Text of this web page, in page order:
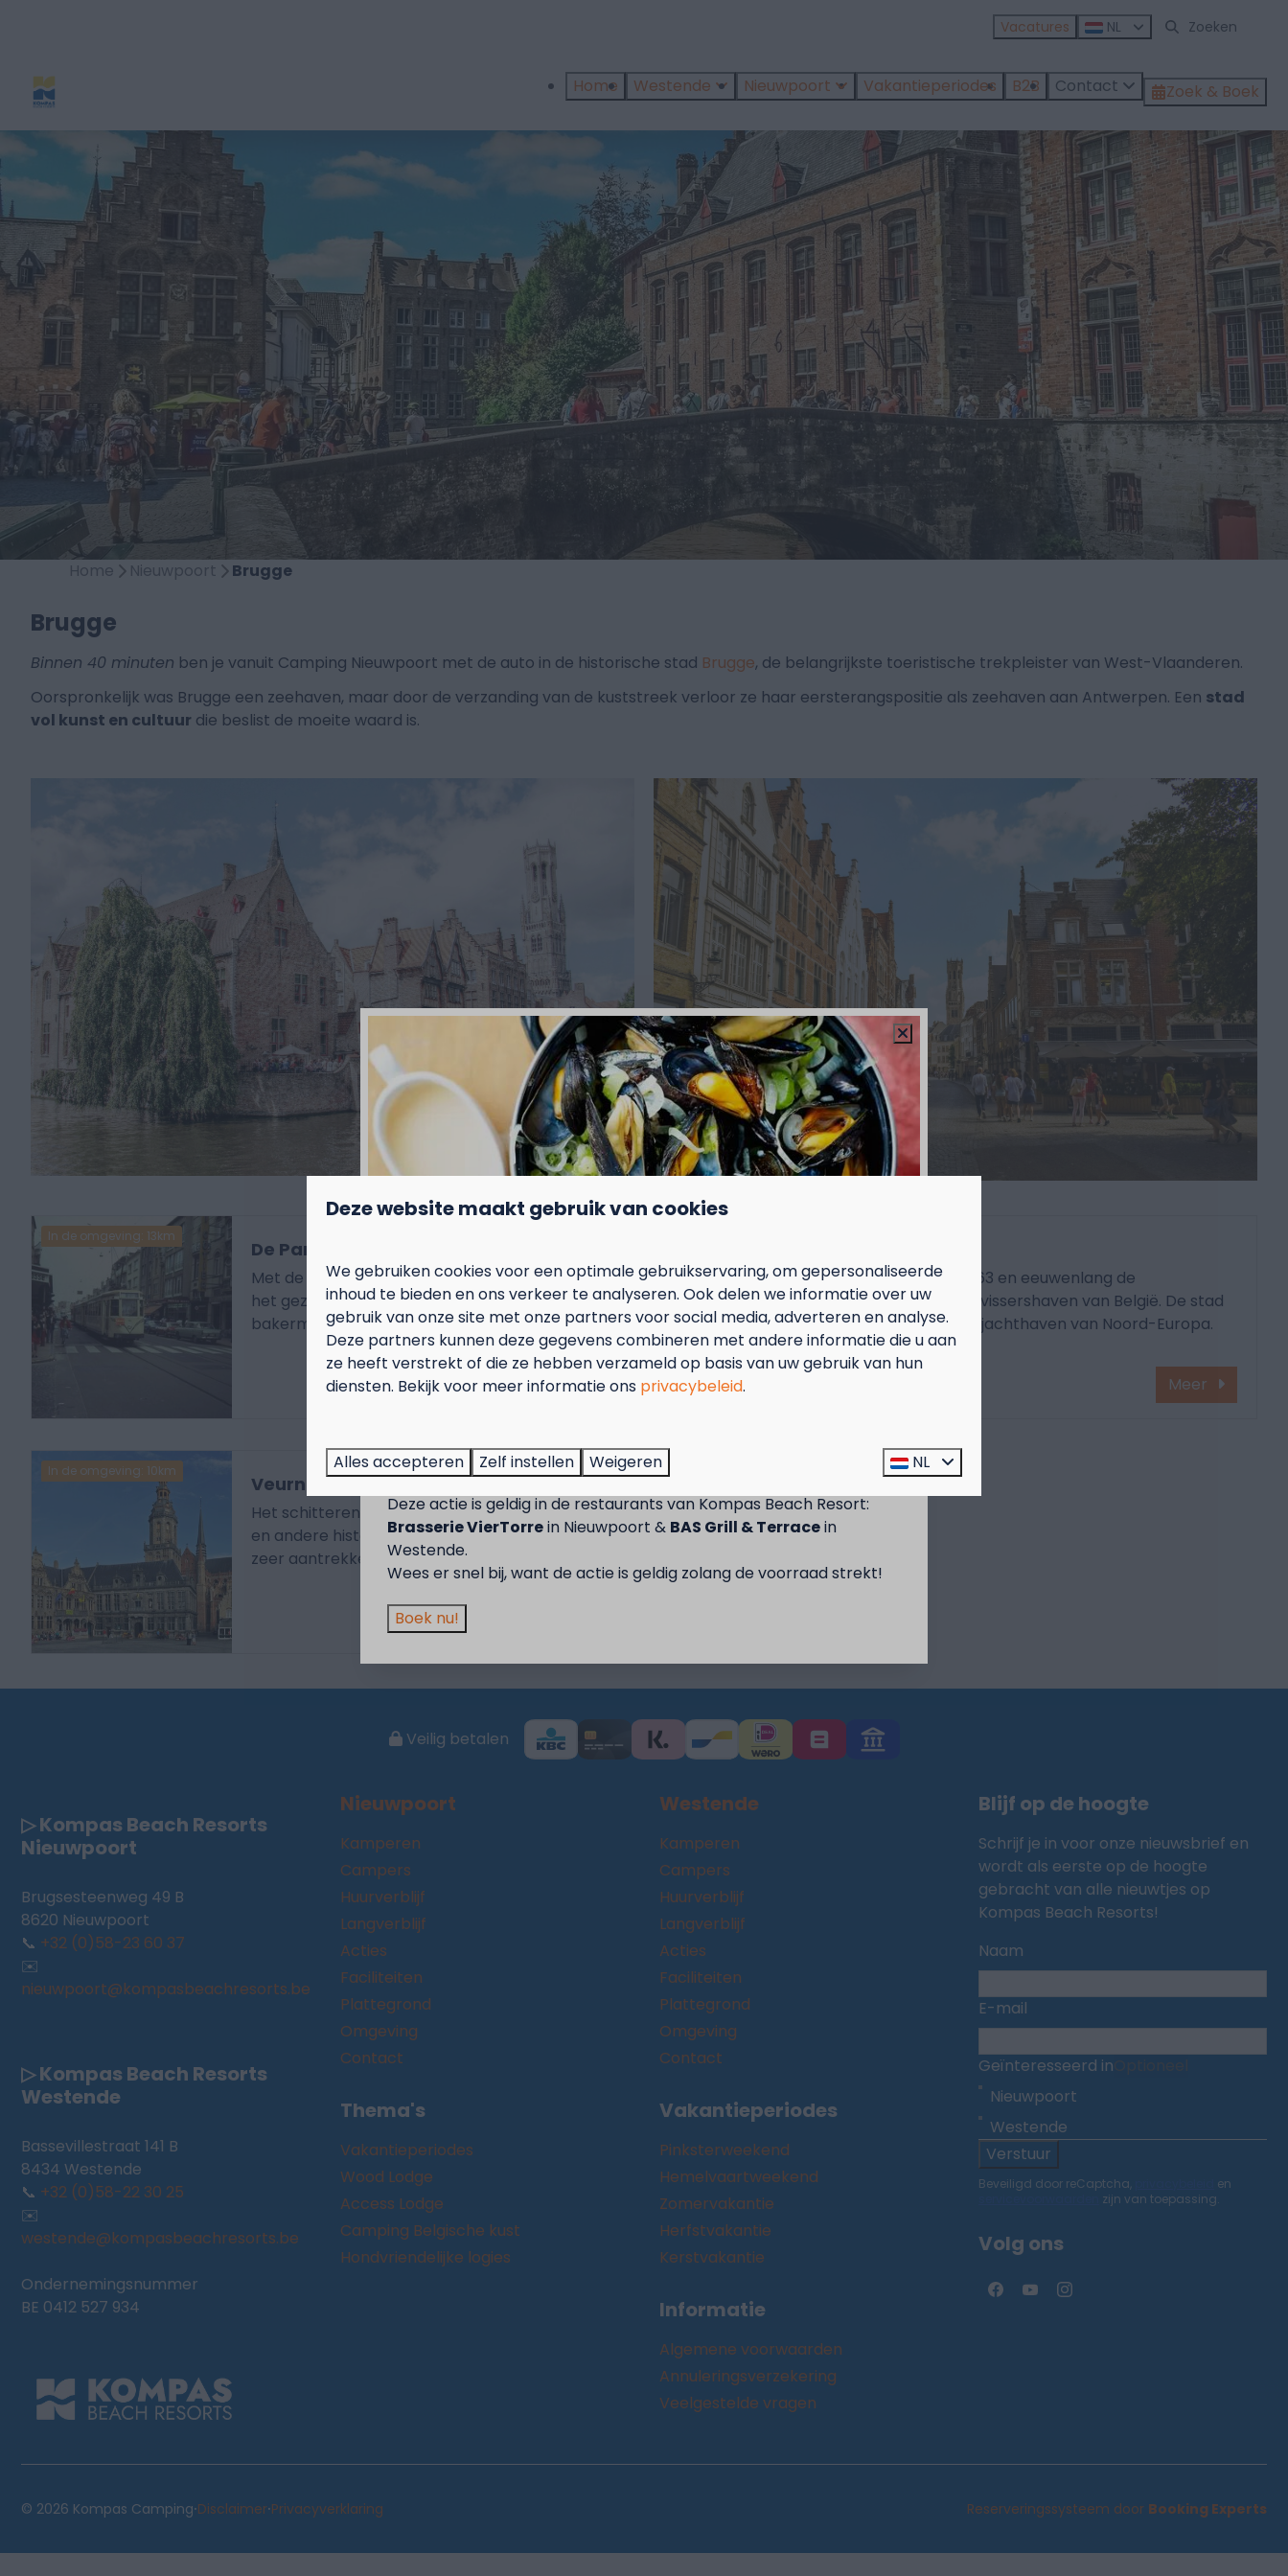
Vacatures NL
Home Westende Nieuwpoort Vakantieperiodes B2B Contact Zoek & Boek
Home Nieuwpoort Brugge
Brugge
Binnen 40 minuten ben je vanuit Camping Nieuwpoort met de auto in de historische stad Brugge, de belangrijkste toeristische trekpleister van West-Vlaanderen.
Oorspronkelijk was Brugge een zeehaven, maar door de verzanding van de kuststreek verloor ze haar eersterangspositie als zeehaven aan Antwerpen. Een stad
vol kunst en cultuur die beslist de moeite waard is.
In de omgeving: 13km
De Panne
Met de kusttram ben je binnen een half uurtje in
het gezellige winkelstadje De Panne, ook wel de
bakermat van de zeilwagensport genoemd.
Meer
Ontstaan in 1163 en eeuwenlang de
voornaamste vissershaven van België. De stad
is de grootste jachthaven van Noord-Europa.
Meer
In de omgeving: 10km
Veurne
Het schitterende stadhuis, het Spaans Paviljoen
en andere historische gebouwen maken Veurne
zeer aantrekkelijk.
Veilig betalen
▷ Kompas Beach Resorts
Nieuwpoort
Brugsesteenweg 49 B
8620 Nieuwpoort
📞 +32 (0)58-23 60 37
✉️
nieuwpoort@kompasbeachresorts.be
▷ Kompas Beach Resorts
Westende
Bassevillestraat 141 B
8434 Westende
📞 +32 (0)58-22 30 25
✉️
westende@kompasbeachresorts.be
Ondernemingsnummer
BE 0412 527 934
Nieuwpoort
Kamperen
Campers
Huurverblijf
Langverblijf
Acties
Faciliteiten
Plattegrond
Omgeving
Contact
Thema's
Vakantieperiodes
Wood Lodge
Access Lodge
Camping Belgische kust
Hondvriendelijke logies
Westende
Kamperen
Campers
Huurverblijf
Langverblijf
Acties
Faciliteiten
Plattegrond
Omgeving
Contact
Vakantieperiodes
Pinksterweekend
Hemelvaartweekend
Zomervakantie
Herfstvakantie
Kerstvakantie
Informatie
Algemene voorwaarden
Annuleringsverzekering
Veelgestelde vragen
Blijf op de hoogte
Schrijf je in voor onze nieuwsbrief en
wordt als eerste op de hoogte
gebracht van alle nieuwtjes op
Kompas Beach Resorts!
Naam
E-mail
Geïnteresseerd in
Nieuwpoort
Westende
Verstuur
Beveiligd door reCaptcha,
en
zijn van toepassing.
Volg ons
© 2026 Kompas Camping·Disclaimer·Privacyverklaring Reserveringssysteem door Booking Experts
Geniet van 2 t.e.m. 28 september van 50% korting op de mosselprijs
voor 2 personen wanneer je een verblijf boekt!
Deze actie is geldig in de restaurants van Kompas Beach Resort:
Brasserie VierTorrein Nieuwpoort & BAS Grill & Terracein
Westende.
Wees er snel bij, want de actie is geldig zolang de voorraad strekt!
Boek nu!
Deze website maakt gebruik van cookies
We gebruiken cookies voor een optimale gebruikservaring, om gepersonaliseerde
inhoud te bieden en ons verkeer te analyseren. Ook delen we informatie over uw
gebruik van onze site met onze partners voor social media, adverteren en analyse.
Deze partners kunnen deze gegevens combineren met andere informatie die u aan
ze heeft verstrekt of die ze hebben verzameld op basis van uw gebruik van hun
diensten. Bekijk voor meer informatie ons privacybeleid.
Alles accepteren Zelf instellen Weigeren NL